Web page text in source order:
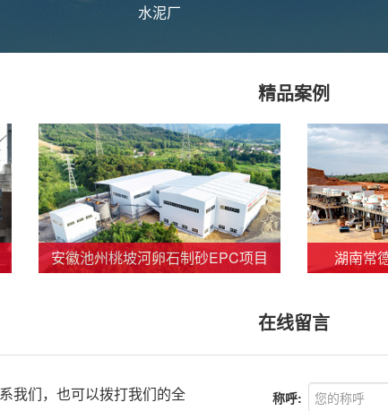
水泥厂
精品案例
安徽池州桃坡河卵石制砂EPC项目 湖南常
在线留言
我们，也可以拨打我们的全
称呼: